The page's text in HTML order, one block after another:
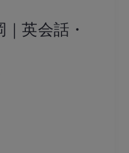
英会話・